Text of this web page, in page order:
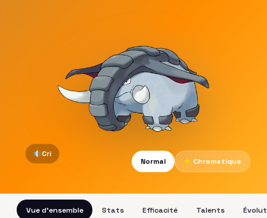
Cri
Normal
★ Chromatique
Vue d'ensemble Stats Efficacité Talents